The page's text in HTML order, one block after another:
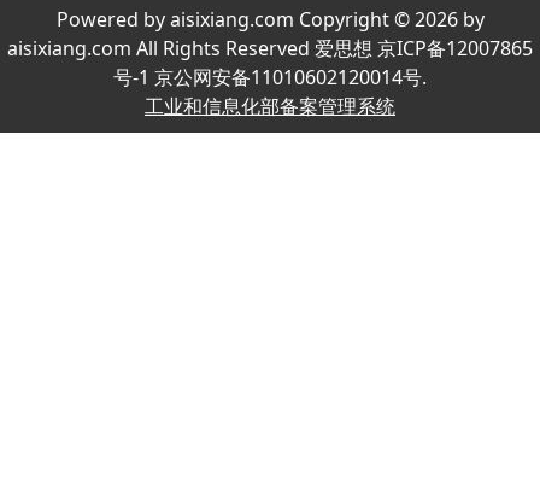
Powered by aisixiang.com Copyright © 2026 by
aisixiang.com All Rights Reserved 爱思想 京ICP备12007865
号-1 京公网安备11010602120014号.
工业和信息化部备案管理系统